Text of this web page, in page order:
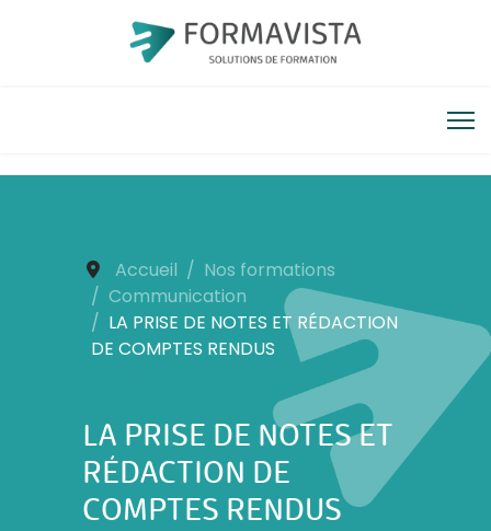
Accueil
Nos formations
Communication
LA PRISE DE NOTES ET RÉDACTION
DE COMPTES RENDUS
LA PRISE DE NOTES ET
RÉDACTION DE
COMPTES RENDUS